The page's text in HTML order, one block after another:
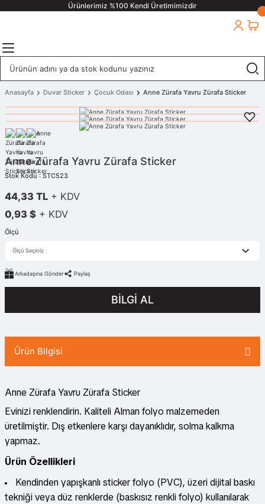
Ürünlerimiz %100 Kendi Üretimimizdir
Anasayfa Duvar Sticker Çocuk Odası Anne Zürafa Yavru Zürafa Sticker
Anne Zürafa Yavru Zürafa Sticker
Stok Kodu : STC523
44,33 TL + KDV
0,93 $ + KDV
Ölçü
Arkadaşına Gönder Paylaş
BİLGİ AL
Ürün Bilgisi
Anne Zürafa Yavru Zürafa Sticker
Evinizi renklendirin. Kaliteli Alman folyo malzemeden
üretilmiştir. Dış etkenlere karşı dayanıklıdır, solma kalkma
yapmaz.
Ürün Özellikleri
Kendinden yapışkanlı sticker folyo (PVC), üzeri dijital baskı
tekniği veya düz renklerde (baskısız renkli folyo) kullanılarak